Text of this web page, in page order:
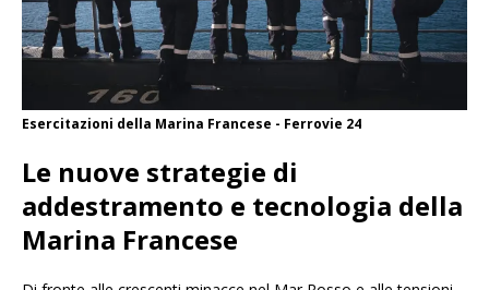
Esercitazioni della Marina Francese - Ferrovie 24
Le nuove strategie di
addestramento e tecnologia della
Marina Francese